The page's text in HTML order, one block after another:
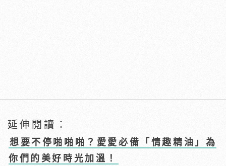
延伸閱讀：
想要不停啪啪啪？愛愛必備「情趣精油」為
你們的美好時光加溫！